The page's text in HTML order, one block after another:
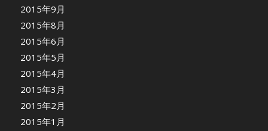
2015年9月
2015年8月
2015年6月
2015年5月
2015年4月
2015年3月
2015年2月
2015年1月